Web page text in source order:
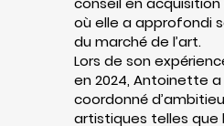
où elle a approfondi
du marché de l’art.
Lors de son
en 2024, Antoinette
coordonné
artistiques telles que